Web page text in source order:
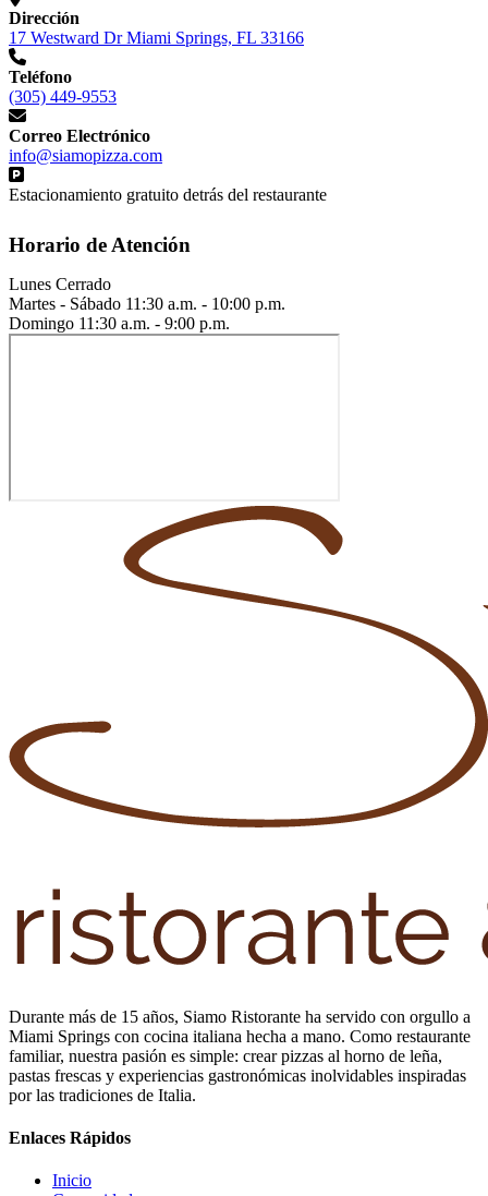
Dirección
17 Westward Dr Miami Springs, FL 33166
Teléfono
(305) 449-9553
Correo Electrónico
info@siamopizza.com
Estacionamiento gratuito detrás del restaurante
Horario de Atención
Lunes Cerrado
Martes - Sábado 11:30 a.m. - 10:00 p.m.
Domingo 11:30 a.m. - 9:00 p.m.
Durante más de 15 años, Siamo Ristorante ha servido con orgullo a
Miami Springs con cocina italiana hecha a mano. Como restaurante
familiar, nuestra pasión es simple: crear pizzas al horno de leña,
pastas frescas y experiencias gastronómicas inolvidables inspiradas
por las tradiciones de Italia.
Enlaces Rápidos
Inicio